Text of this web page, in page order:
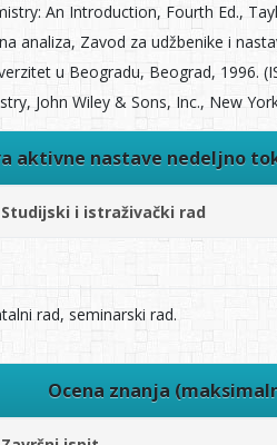
An Introduction, Fourth Ed.,
analiza, Zavod za udžbenike i
u Beogradu, Beograd, 1996.
John Wiley & Sons, Inc., New
aktivne nastave nedeljno
Studijski i istraživački rad
rad, seminarski rad.
Ocena znanja